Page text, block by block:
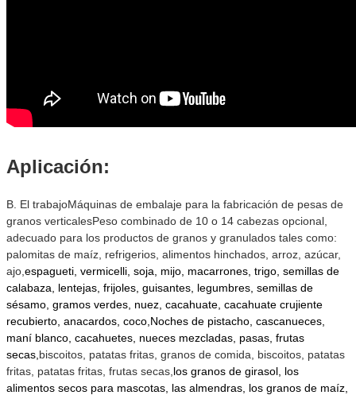
Aplicación:
B. El trabajoMáquinas de embalaje para la fabricación de pesas de
granos verticalesPeso combinado de 10 o 14 cabezas opcional
adecuado para los productos de granos y granulados tales como:
palomitas de maíz, refrigerios, alimentos hinchados, arroz, azúcar,
ajo, espagueti, vermicelli, soja, mijo, macarrones, trigo, semillas de
calabaza, lentejas, frijoles, guisantes, legumbres, semillas de
sésamo, gramos verdes, nuez, cacahuate, cacahuate crujiente
recubierto, anacardos, coco,Noches de pistacho, cascanueces,
maní blanco, cacahuetes, nueces mezcladas, pasas, frutas
secas, biscoitos, patatas fritas, granos de comida, biscoitos, patatas
fritas, patatas fritas, frutas secas, los granos de girasol, los
alimentos secos para mascotas, las almendras, los granos de maíz,